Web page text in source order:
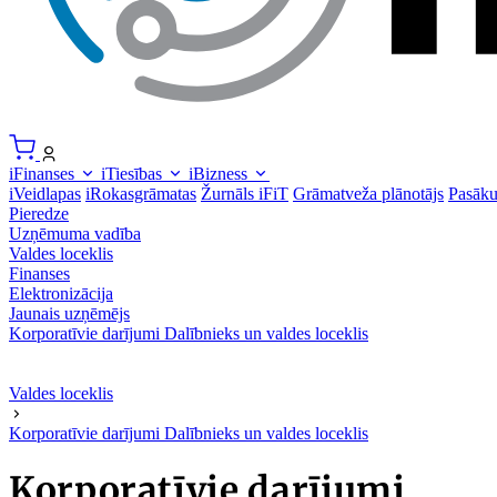
iFinanses iTiesības
iBizness
iVeidlapas iRokasgrāmatas Žurnāls iFiT Grāmatveža plānotājs
Pieredze
Uzņēmuma vadība
Valdes loceklis
Finanses
Elektronizācija
Jaunais uzņēmējs
Korporatīvie darījumi Dalībnieks un valdes loceklis
Valdes loceklis
Korporatīvie darījumi Dalībnieks un valdes loceklis